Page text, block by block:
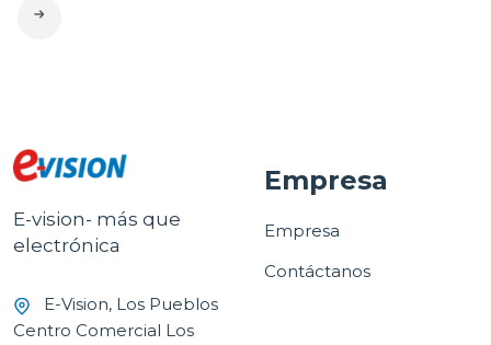
E-vision- más que
electrónica
E-Vision, Los Pueblos
Centro Comercial Los
Empresa
Empresa
Contáctanos